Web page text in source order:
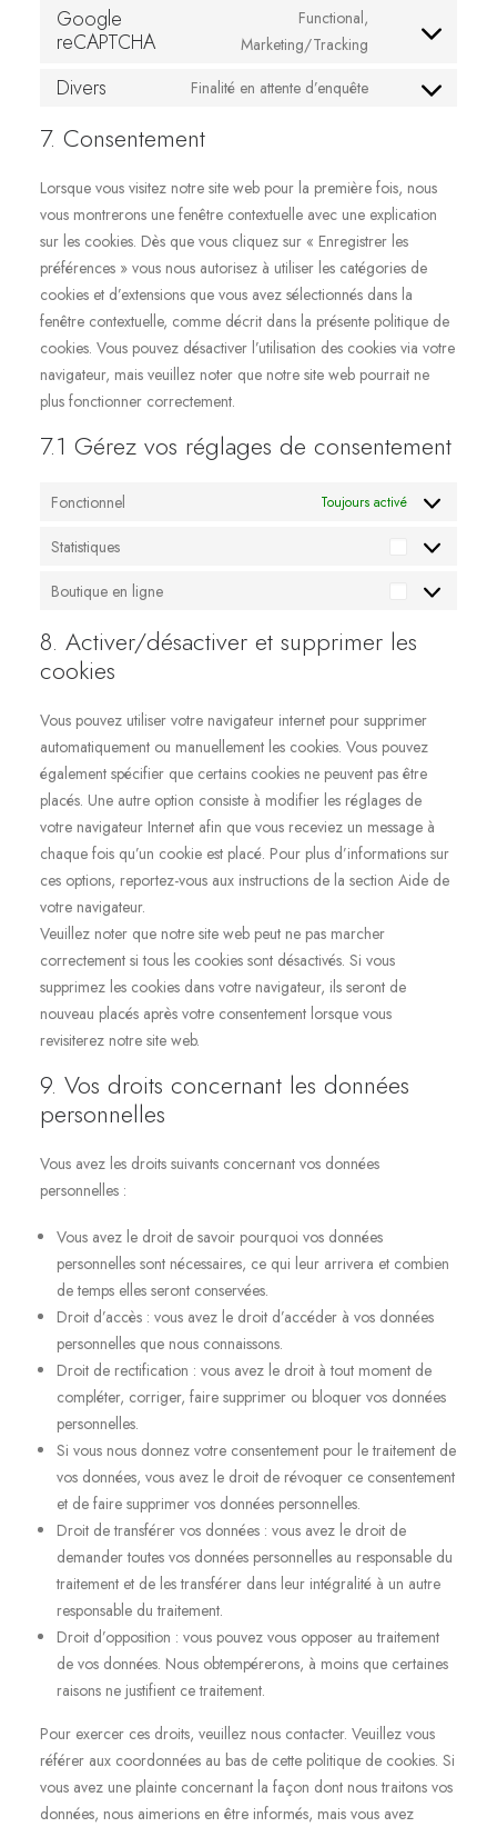
jetpack
service
Google
reCAPTCHA
Functional,
Marketing/Tracking
Consent
service
Divers Finalité en attente d’enquête
Consent
divers
7. Consentement
Lorsque vous visitez notre site web pour la première fois, nous
vous montrerons une fenêtre contextuelle avec une explication
sur les cookies. Dès que vous cliquez sur « Enregistrer les
préférences » vous nous autorisez à utiliser les catégories de
cookies et d’extensions que vous avez sélectionnés dans la
fenêtre contextuelle, comme décrit dans la présente politique de
cookies. Vous pouvez désactiver l’utilisation des cookies via votre
navigateur, mais veuillez noter que notre site web pourrait ne
plus fonctionner correctement.
7.1 Gérez vos réglages de consentement
Fonctionnel Toujours activé
Statistiques Statistiques
Boutique en ligne
Boutique
8. Activer/désactiver et supprimer les
cookies
Vous pouvez utiliser votre navigateur internet pour supprimer
automatiquement ou manuellement les cookies. Vous pouvez
également spécifier que certains cookies ne peuvent pas être
placés. Une autre option consiste à modifier les réglages de
votre navigateur Internet afin que vous receviez un message à
chaque fois qu’un cookie est placé. Pour plus d’informations sur
ces options, reportez-vous aux instructions de la section Aide de
votre navigateur.
Veuillez noter que notre site web peut ne pas marcher
correctement si tous les cookies sont désactivés. Si vous
supprimez les cookies dans votre navigateur, ils seront de
nouveau placés après votre consentement lorsque vous
revisiterez notre site web.
9. Vos droits concernant les données
personnelles
Vous avez les droits suivants concernant vos données
personnelles :
Vous avez le droit de savoir pourquoi vos données
personnelles sont nécessaires, ce qui leur arrivera et combien
de temps elles seront conservées.
Droit d’accès : vous avez le droit d’accéder à vos données
personnelles que nous connaissons.
Droit de rectification : vous avez le droit à tout moment de
compléter, corriger, faire supprimer ou bloquer vos données
personnelles.
Si vous nous donnez votre consentement pour le traitement de
vos données, vous avez le droit de révoquer ce consentement
et de faire supprimer vos données personnelles.
Droit de transférer vos données : vous avez le droit de
demander toutes vos données personnelles au responsable du
traitement et de les transférer dans leur intégralité à un autre
responsable du traitement.
Droit d’opposition : vous pouvez vous opposer au traitement
de vos données. Nous obtempérerons, à moins que certaines
raisons ne justifient ce traitement.
Pour exercer ces droits, veuillez nous contacter. Veuillez vous
référer aux coordonnées au bas de cette politique de cookies. Si
vous avez une plainte concernant la façon dont nous traitons vos
données, nous aimerions en être informés, mais vous avez